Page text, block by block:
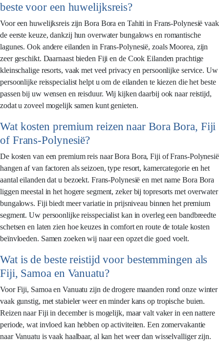
beste voor een huwelijksreis?
Voor een huwelijksreis zijn Bora Bora en Tahiti in Frans-Polynesië vaak
de eerste keuze, dankzij hun overwater bungalows en romantische
lagunes. Ook andere eilanden in Frans-Polynesië, zoals Moorea, zijn
zeer geschikt. Daarnaast bieden Fiji en de Cook Eilanden prachtige
kleinschalige resorts, vaak met veel privacy en persoonlijke service. Uw
persoonlijke reisspecialist helpt u om de eilanden te kiezen die het beste
passen bij uw wensen en reisduur. Wij kijken daarbij ook naar reistijd,
zodat u zoveel mogelijk samen kunt genieten.
Wat kosten premium reizen naar Bora Bora, Fiji
of Frans-Polynesië?
De kosten van een premium reis naar Bora Bora, Fiji of Frans-Polynesië
hangen af van factoren als seizoen, type resort, kamercategorie en het
aantal eilanden dat u bezoekt. Frans-Polynesië en met name Bora Bora
liggen meestal in het hogere segment, zeker bij topresorts met overwater
bungalows. Fiji biedt meer variatie in prijsniveau binnen het premium
segment. Uw persoonlijke reisspecialist kan in overleg een bandbreedte
schetsen en laten zien hoe keuzes in comfort en route de totale kosten
beïnvloeden. Samen zoeken wij naar een opzet die goed voelt.
Wat is de beste reistijd voor bestemmingen als
Fiji, Samoa en Vanuatu?
Voor Fiji, Samoa en Vanuatu zijn de drogere maanden rond onze winter
vaak gunstig, met stabieler weer en minder kans op tropische buien.
Reizen naar Fiji in december is mogelijk, maar valt vaker in een nattere
periode, wat invloed kan hebben op activiteiten. Een zomervakantie
naar Vanuatu is vaak haalbaar, al kan het weer dan wisselvalliger zijn.